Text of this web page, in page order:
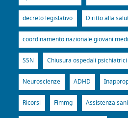
decreto legislativo Diritto alla
coordinamento nazionale giovani
SSN Chiusura ospedali
Neuroscienze ADHD
Ricorsi Fimmg Assistenza